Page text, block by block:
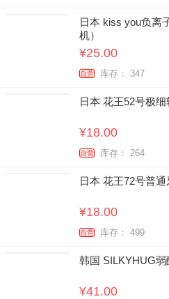
日本 kiss you负离
机）
¥25.00
自营 库存： 347
日本 花王52号极细
¥18.00
自营 库存： 264
日本 花王72号普通
¥18.00
自营 库存： 499
韩国 SILKYHUG
¥41.00